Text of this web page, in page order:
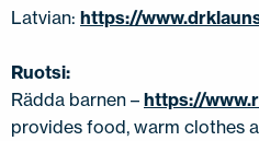
Latvian: https://
Ruotsi:
Rädda barnen – https://
provides food, warm clothes